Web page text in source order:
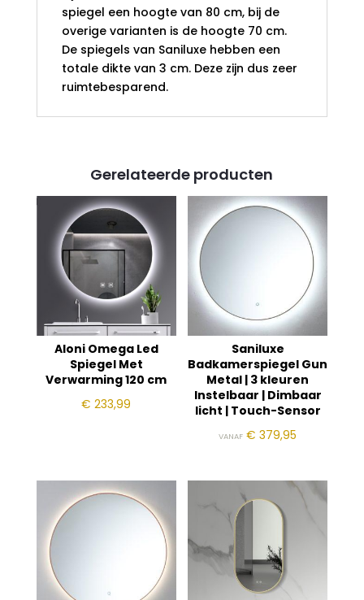
spiegel een hoogte van 80 cm, bij de
overige varianten is de hoogte 70 cm.
De spiegels van Saniluxe hebben een
totale dikte van 3 cm. Deze zijn dus zeer
ruimtebesparend.
Gerelateerde producten
Aloni Omega Led
Spiegel Met
Verwarming 120 cm
€ 233,99
Saniluxe
Badkamerspiegel Gun
Metal | 3 kleuren
Instelbaar | Dimbaar
licht | Touch-Sensor
VANAF € 379,95